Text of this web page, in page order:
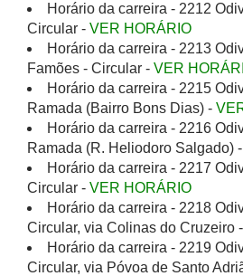
Horário da carreira - 2212
Circular - VER HORÁRIO
Horário da carreira - 2213
Famões - Circular - VER
Horário da carreira - 2215
Ramada (Bairro Bons Dias) -
Horário da carreira - 2216
Ramada (R. Heliodoro Salgado) -
Horário da carreira - 2217
Circular - VER HORÁRIO
Horário da carreira - 2218
Circular, via Colinas do Cruzeiro -
Horário da carreira - 2219
Circular, via Póvoa de Santo